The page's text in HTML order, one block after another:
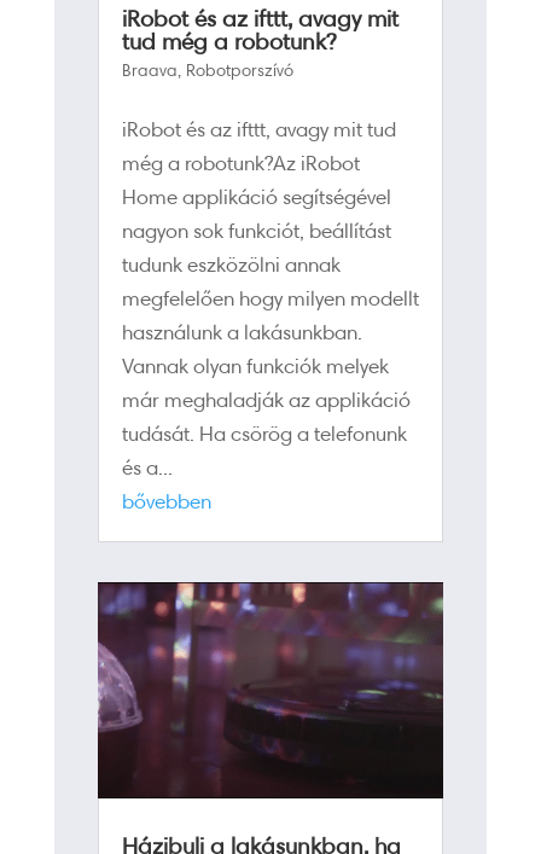
iRobot és az ifttt, avagy mit
tud még a robotunk?
Braava Robotporszívó
iRobot és az ifttt, avagy mit tud
még a robotunk?Az iRobot
Home applikáció segítségével
nagyon sok funkciót, beállítást
tudunk eszközölni annak
megfelelően hogy milyen modellt
használunk a lakásunkban.
Vannak olyan funkciók melyek
már meghaladják az applikáció
tudását. Ha csörög a telefonunk
és a...
bővebben
Házibuli a lakásunkban, ha